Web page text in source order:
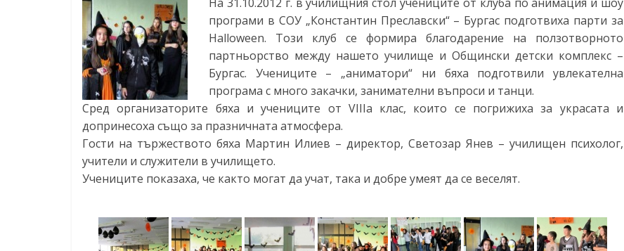
Константин
Преславски"
Бургас
програми в СОУ „Константин Преславски“ – Бургас подготвиха парти за
Halloween. Този клуб се формира благодарение на ползотворното
партньорство между нашето училище и Общински детски комплекс –
Бургас. Учениците – „аниматори“ ни бяха подготвили увлекателна
програма с много закачки, занимателни въпроси и танци.
Сред организаторите бяха и учениците от VIIIа клас, които се погрижиха за украсата и
допринесоха също за празничната атмосфера.
Гости на тържеството бяха Мартин Илиев – директор, Светозар Янев – училищен психолог,
учители и служители в училището.
Учениците показаха, че както могат да учат, така и добре умеят да се веселят.